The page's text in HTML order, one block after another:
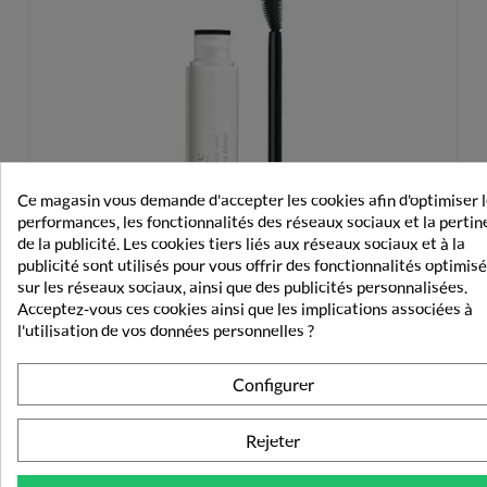
Avène Couvrance Mascara Haute Tolérance Noir 7ml
18,90 €
Ce magasin vous demande d'accepter les cookies afin d'optimiser
performances, les fonctionnalités des réseaux sociaux et la
de la publicité. Les cookies tiers liés aux réseaux sociaux et à la
publicité sont utilisés pour vous offrir des fonctionnalités
sur les réseaux sociaux, ainsi que des publicités personnalisées.
Acceptez-vous ces cookies ainsi que les implications associées à
l'utilisation de vos données personnelles ?
Configurer
Rejeter